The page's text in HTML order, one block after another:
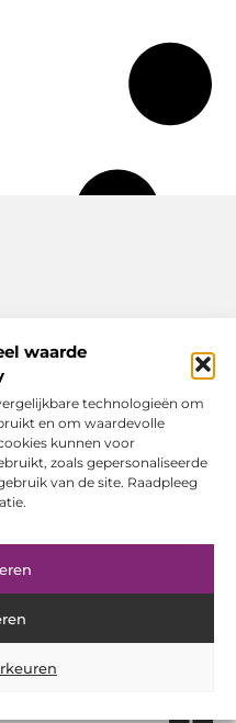
waarde
technologieën om
en om waardevolle
kunnen voor
zoals gepersonaliseerde
van de site. Raadpleeg
en nieuws uit de digitale
het dagelijks leven, met
en actuele trends.
(EU)